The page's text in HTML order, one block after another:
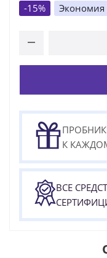
-15% Экономия
К
ВСЕ